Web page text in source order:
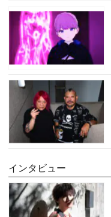
インタビュー